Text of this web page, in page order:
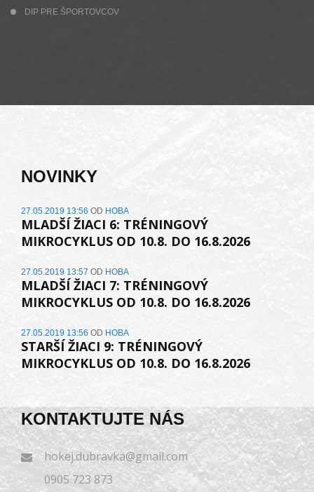
DIP PRE ŠPORTOVCOV
NOVINKY
27.05.2019 13:56 OD HOBA
MLADŠÍ ŽIACI 6: TRÉNINGOVÝ
MIKROCYKLUS OD 10.8. DO 16.8.2026
27.05.2019 13:57 OD HOBA
MLADŠÍ ŽIACI 7: TRÉNINGOVÝ
MIKROCYKLUS OD 10.8. DO 16.8.2026
27.05.2019 13:56 OD HOBA
STARŠÍ ŽIACI 9: TRÉNINGOVÝ
MIKROCYKLUS OD 10.8. DO 16.8.2026
KONTAKTUJTE NÁS
hokej.dubravka@gmail.com
0905 723 873